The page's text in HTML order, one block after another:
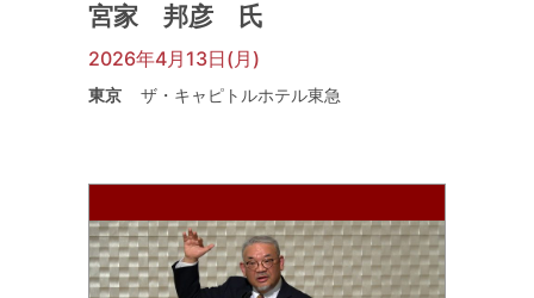
宮家 邦彦 氏
2026年4月13日(月)
東京 ザ・キャピトルホテル東急